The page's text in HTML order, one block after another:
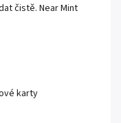
čistě. Near Mint
karty